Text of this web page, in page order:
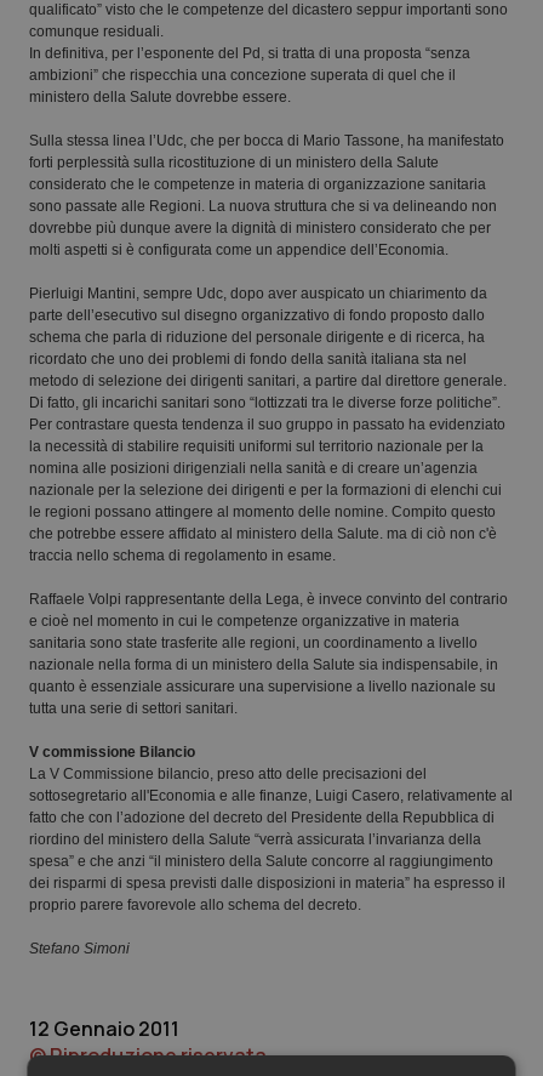
Piemonte
Provincia Autonoma di Bolzano
Provincia Autonoma di Trento
Puglia
Sardegna
Sicilia
Toscana
Umbria
Valle D’Aosta
Veneto
HIV
Infezioni & Febbre
Ipertensione & Scompenso
Malattie rare
Malattia di Crohn & Rettocolite Ulcerosa
Neuroscienze & patologie neurodegenerative
Obesità
Oftalmologia
Oncodermatologia
Oncoematologia
Oncologia & Nutrizione
Quotidiano Cardiologia
Quotidiano Chirurgia
Quotidiano Oncologia
Rene & patologie urogenitali
qualificato” visto che le competenze del dicastero seppur importanti sono
comunque residuali.
In definitiva, per l’esponente del Pd, si tratta di una proposta “senza
ambizioni” che rispecchia una concezione superata di quel che il
ministero della Salute dovrebbe essere.
Sulla stessa linea l’Udc, che per bocca di Mario Tassone, ha manifestato
forti perplessità sulla ricostituzione di un ministero della Salute
considerato che le competenze in materia di organizzazione sanitaria
sono passate alle Regioni. La nuova struttura che si va delineando non
dovrebbe più dunque avere la dignità di ministero considerato che per
molti aspetti si è configurata come un appendice dell’Economia.
Pierluigi Mantini, sempre Udc, dopo aver auspicato un chiarimento da
parte dell’esecutivo sul disegno organizzativo di fondo proposto dallo
schema che parla di riduzione del personale dirigente e di ricerca, ha
ricordato che uno dei problemi di fondo della sanità italiana sta nel
metodo di selezione dei dirigenti sanitari, a partire dal direttore generale.
Di fatto, gli incarichi sanitari sono “lottizzati tra le diverse forze politiche”.
Per contrastare questa tendenza il suo gruppo in passato ha evidenziato
la necessità di stabilire requisiti uniformi sul territorio nazionale per la
nomina alle posizioni dirigenziali nella sanità e di creare un’agenzia
nazionale per la selezione dei dirigenti e per la formazioni di elenchi cui
le regioni possano attingere al momento delle nomine. Compito questo
che potrebbe essere affidato al ministero della Salute. ma di ciò non c'è
traccia nello schema di regolamento in esame.
Raffaele Volpi rappresentante della Lega, è invece convinto del contrario
e cioè nel momento in cui le competenze organizzative in materia
sanitaria sono state trasferite alle regioni, un coordinamento a livello
nazionale nella forma di un ministero della Salute sia indispensabile, in
quanto è essenziale assicurare una supervisione a livello nazionale su
tutta una serie di settori sanitari.
V commissione Bilancio
La V Commissione bilancio, preso atto delle precisazioni del
sottosegretario all'Economia e alle finanze, Luigi Casero, relativamente al
fatto che con l’adozione del decreto del Presidente della Repubblica di
riordino del ministero della Salute “verrà assicurata l’invarianza della
spesa” e che anzi “il ministero della Salute concorre al raggiungimento
dei risparmi di spesa previsti dalle disposizioni in materia” ha espresso il
proprio parere favorevole allo schema del decreto.
Stefano Simoni
12 Gennaio 2011
© Riproduzione riservata